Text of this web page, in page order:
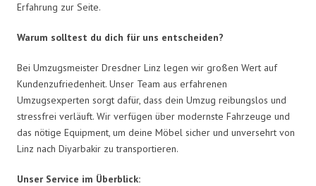
Erfahrung zur Seite.
Warum solltest du dich für uns entscheiden?
Bei Umzugsmeister Dresdner Linz legen wir großen Wert auf
Kundenzufriedenheit. Unser Team aus erfahrenen
Umzugsexperten sorgt dafür, dass dein Umzug reibungslos und
stressfrei verläuft. Wir verfügen über modernste Fahrzeuge und
das nötige Equipment, um deine Möbel sicher und unversehrt von
Linz nach Diyarbakir zu transportieren.
Unser Service im Überblick: